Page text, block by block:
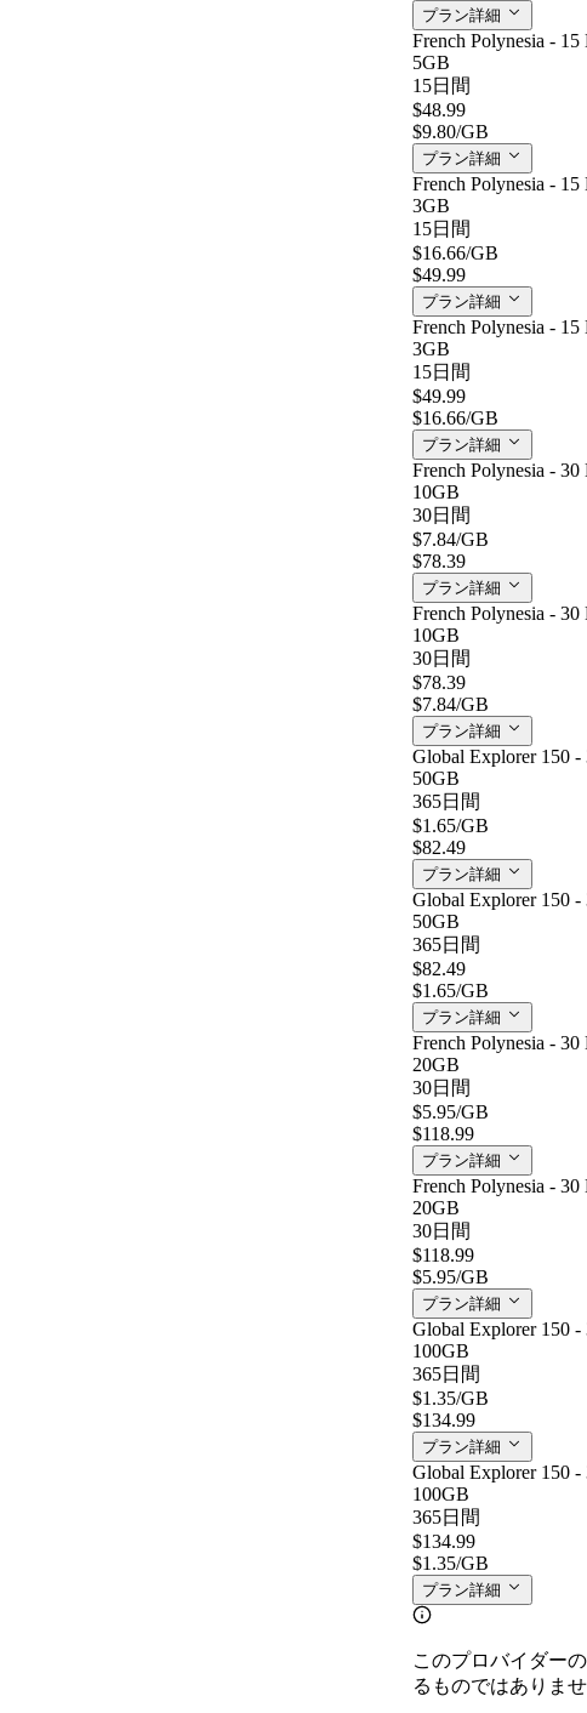
プラン詳細
French Polynesia -
5GB
15日間
$48.99
$9.80/GB
プラン詳細
French Polynesia -
3GB
15日間
$16.66/GB
$49.99
プラン詳細
French Polynesia -
3GB
15日間
$49.99
$16.66/GB
プラン詳細
French Polynesia -
10GB
30日間
$7.84/GB
$78.39
プラン詳細
French Polynesia -
10GB
30日間
$78.39
$7.84/GB
プラン詳細
Global Explorer 150 -
50GB
365日間
$1.65/GB
$82.49
プラン詳細
Global Explorer 150 -
50GB
365日間
$82.49
$1.65/GB
プラン詳細
French Polynesia -
20GB
30日間
$5.95/GB
$118.99
プラン詳細
French Polynesia -
20GB
30日間
$118.99
$5.95/GB
プラン詳細
Global Explorer 150 -
100GB
365日間
$1.35/GB
$134.99
プラン詳細
Global Explorer 150 -
100GB
365日間
$134.99
$1.35/GB
プラン詳細
このプロバイダー
るものではありま